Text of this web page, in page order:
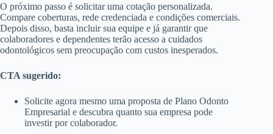
O próximo passo é solicitar uma cotação personalizada.
Compare coberturas, rede credenciada e condições comerciais.
Depois disso, basta incluir sua equipe e já garantir que
colaboradores e dependentes terão acesso a cuidados
odontológicos sem preocupação com custos inesperados.
CTA sugerido:
Solicite agora mesmo uma proposta de Plano Odonto
Empresarial e descubra quanto sua empresa pode
investir por colaborador.